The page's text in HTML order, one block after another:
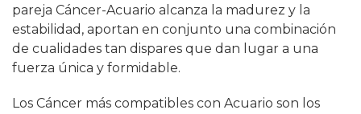
pareja Cáncer-Acuario alcanza la madurez y la
estabilidad, aportan en conjunto una combinación
de cualidades tan dispares que dan lugar a una
fuerza única y formidable.
Los Cáncer más compatibles con Acuario son los